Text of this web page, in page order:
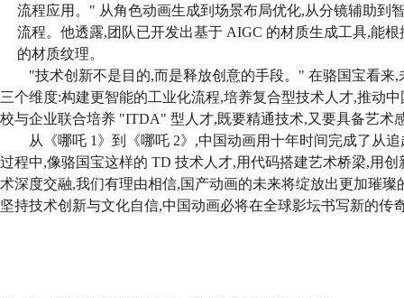
流程应用。" 从角色动画生成到场景布局优化,从分镜辅助到
流程。他透露,团队已开发出基于 AIGC 的材质生成工具,能
的材质纹理。
"技术创新不是目的,而是释放创意的手段。" 在骆国宝看来
三个维度:构建更智能的工业化流程,培养复合型技术人才,推动
校与企业联合培养 "ITDA" 型人才,既要精通技术,又要具备艺术
从《哪吒 1》到《哪吒 2》,中国动画用十年时间完成了从
过程中,像骆国宝这样的 TD 技术人 才,用代码搭建艺术桥梁,用
术深度交融,我们有理由相信,国产动画的未来将绽放出更加璀
坚持技术创新与文化自信,中国动画必将在全球影坛书写新的传